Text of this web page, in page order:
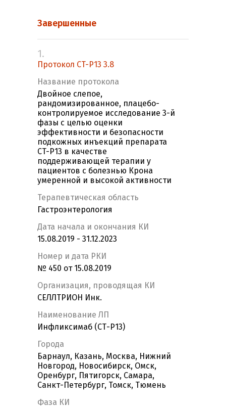
Завершенные
1.
Протокол CT-P13 3.8
Название протокола
Двойное слепое,
рандомизированное, плацебо-
контролируемое исследование 3-й
фазы с целью оценки
эффективности и безопасности
подкожных инъекций препарата
CT-P13 в качестве
поддерживающей терапии у
пациентов с болезнью Крона
умеренной и высокой активности
Терапевтическая область
Гастроэнтерология
Дата начала и окончания КИ
15.08.2019 - 31.12.2023
Номер и дата РКИ
№ 450 от 15.08.2019
Организация, проводящая КИ
СЕЛЛТРИОН Инк.
Наименование ЛП
Инфликсимаб (СТ-Р13)
Города
Барнаул, Казань, Москва, Нижний
Новгород, Новосибирск, Омск,
Оренбург, Пятигорск, Самара,
Санкт-Петербург, Томск, Тюмень
Фаза КИ